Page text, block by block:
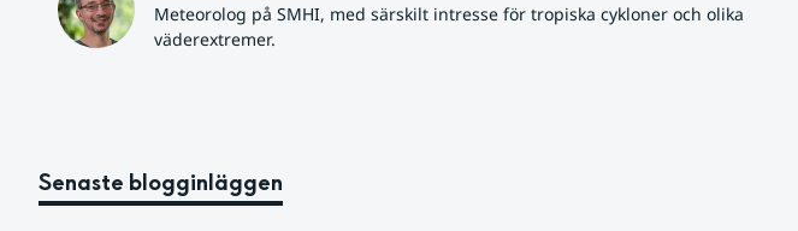
Meteorolog på SMHI, med särskilt intresse för tropiska cykloner och olika
väderextremer.
Senaste blogginläggen